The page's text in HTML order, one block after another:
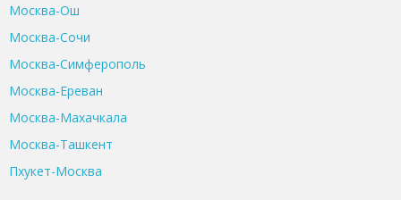
Москва-Ош
Москва-Сочи
Москва-Симферополь
Москва-Ереван
Москва-Махачкала
Москва-Ташкент
Пхукет-Москва